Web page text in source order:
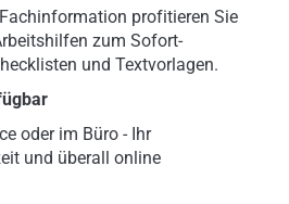
profitieren Sie
zum Sofort-
und Textvorlagen.
oder im Büro - Ihr
und überall online